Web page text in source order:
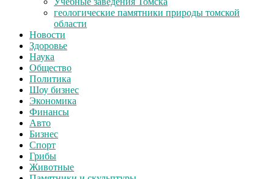
геологические памятники природы томской
области
Новости
Здоровье
Наука
Общество
Политика
Шоу бизнес
Экономика
Финансы
Авто
Бизнес
Спорт
Грибы
Животные